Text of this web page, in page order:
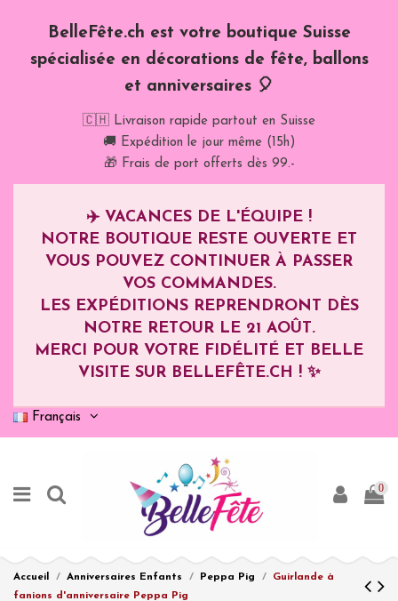
BelleFête.ch est votre boutique Suisse
spécialisée en décorations de fête, ballons
et anniversaires 🎈
🇨🇭 Livraison rapide partout en Suisse
🚚 Expédition le jour même (15h)
🎁 Frais de port offerts dès 99.-
✈️ VACANCES DE L'ÉQUIPE !
NOTRE BOUTIQUE RESTE OUVERTE ET
VOUS POUVEZ CONTINUER À PASSER
VOS COMMANDES.
LES EXPÉDITIONS REPRENDRONT DÈS
NOTRE RETOUR LE 21 AOÛT.
MERCI POUR VOTRE FIDÉLITÉ ET BELLE
VISITE SUR BELLEFÊTE.CH ! ✨
Français
0
Accueil Anniversaires Enfants Peppa Pig
Guirlande à
fanions d'anniversaire Peppa Pig